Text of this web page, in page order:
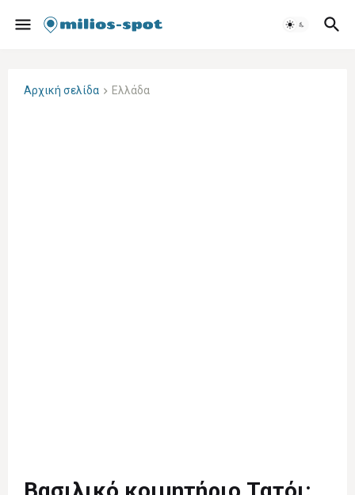
Αρχική σελίδα Ελλάδα